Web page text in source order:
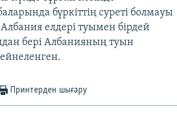
бүркіттің суреті болмауы
елдері туымен бірдей
бері Албанияның туын
Принтерден шығару